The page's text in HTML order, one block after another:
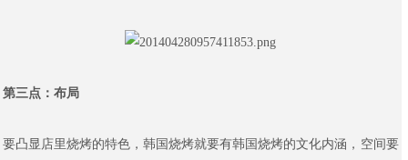
第三点：布局
要凸显店里烧烤的特色，韩国烧烤就要有韩国烧烤的文化内涵，空间要